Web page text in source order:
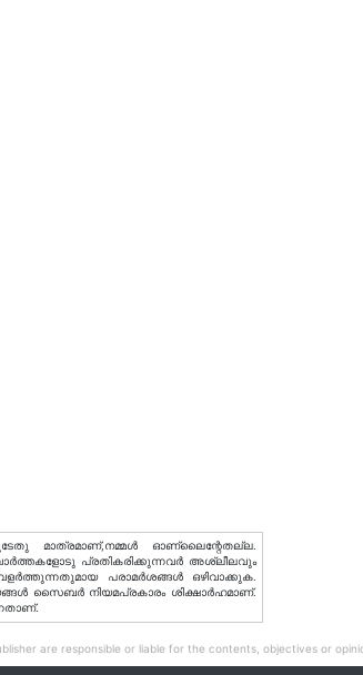
മാത്രമാണ്,നമ്മൾ ഓണ്ലൈന്റേതല്ല.
പ്രതികരിക്കുന്നവര്‍ അശ്ലീലവും
പരാമര്‍ശങ്ങള്‍ ഒഴിവാക്കുക.
സൈബര്‍ നിയമപ്രകാരം ശിക്ഷാര്‍ഹമാണ്.
are responsible or liable for the contents, objectives or